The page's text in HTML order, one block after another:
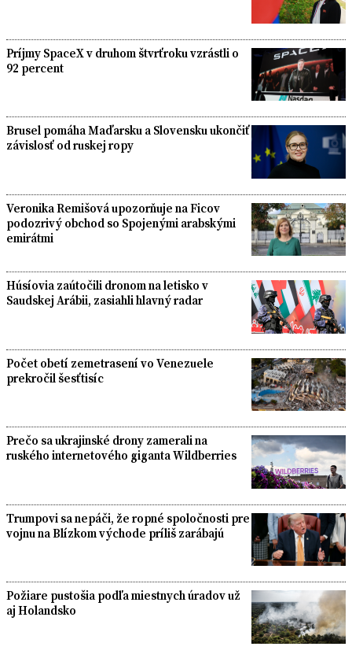
Príjmy SpaceX v druhom štvrťroku vzrástli o
92 percent
Brusel pomáha Maďarsku a Slovensku ukončiť
závislosť od ruskej ropy
Veronika Remišová upozorňuje na Ficov
podozrivý obchod so Spojenými arabskými
emirátmi
Húsíovia zaútočili dronom na letisko v
Saudskej Arábii, zasiahli hlavný radar
Počet obetí zemetrasení vo Venezuele
prekročil šesťtisíc
Prečo sa ukrajinské drony zamerali na
ruského internetového giganta Wildberries
Trumpovi sa nepáči, že ropné spoločnosti pre
vojnu na Blízkom východe príliš zarábajú
Požiare pustošia podľa miestnych úradov už
aj Holandsko